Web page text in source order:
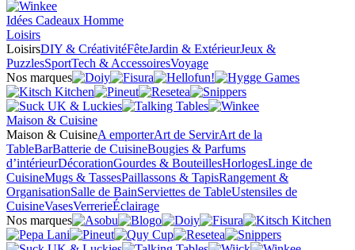
Idées Cadeaux Homme
Loisirs
LoisirsDIY & CréativitéFêteJardin & ExtérieurJeux &
PuzzlesSportTech & AccessoiresVoyage
Nos marques
Maison & Cuisine
Maison & CuisineA emporterArt de ServirArt de la
TableBarBatterie de CuisineBougies & Parfums
d’intérieurDécorationGourdes & BouteillesHorlogesLinge de
CuisineMugs & TassesPaillassons & TapisRangement &
OrganisationSalle de BainServiettes de TableUstensiles de
CuisineVasesVerrerieÉclairage
Nos marques